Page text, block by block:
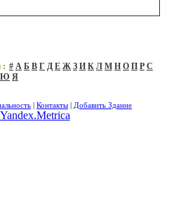
: # А Б В Г Д Е Ж З И К Л М Н О П Р С
Ю Я
Контакты Добавить Здание